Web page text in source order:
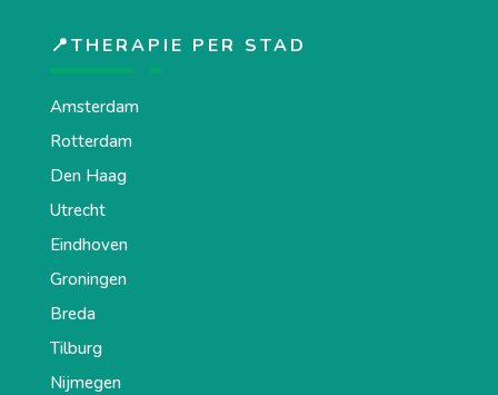
📍THERAPIE PER STAD
Amsterdam
Rotterdam
Den Haag
Utrecht
Eindhoven
Groningen
Breda
Tilburg
Nijmegen